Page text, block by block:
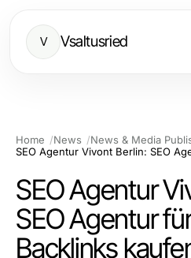
V Vsaltusried
Home News
News & Media
SEO Agentur
SEO Agentur
Backlinks